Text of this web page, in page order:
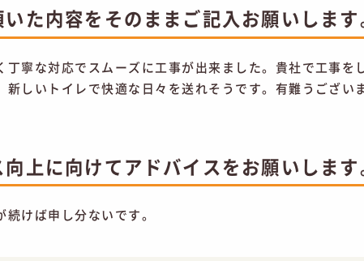
た内容をそのままご記入お願いします
丁寧な対応でスムーズに工事が出来ました。貴社で工事を
新しいトイレで快適な日々を送れそうです。有難うござい
上に向けてアドバイスをお願いします
けば申し分ないです。